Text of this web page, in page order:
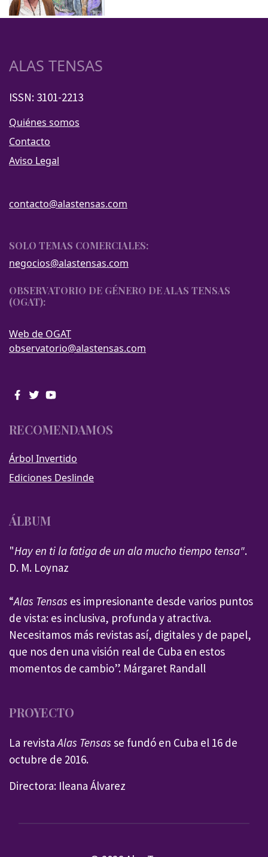
ALAS TENSAS
ISSN: 3101-2213
Quiénes somos
Contacto
Aviso Legal
contacto@alastensas.com
SOLO TEMAS COMERCIALES:
negocios@alastensas.com
OBSERVATORIO DE GÉNERO DE ALAS TENSAS
(OGAT):
Web de OGAT
observatorio@alastensas.com
RECOMENDAMOS
Árbol Invertido
Ediciones Deslinde
ÁLBUM
"Hay en ti la fatiga de un ala mucho tiempo tensa".
D. M. Loynaz
“Alas Tensas es impresionante desde varios puntos
de vista: es inclusiva, profunda y atractiva.
Necesitamos más revistas así, digitales y de papel,
que nos den una visión real de Cuba en estos
momentos de cambio”. Márgaret Randall
PROYECTO
La revistaAlas Tensas se fundó en Cuba el 16 de
octubre de 2016.
Directora: Ileana Álvarez